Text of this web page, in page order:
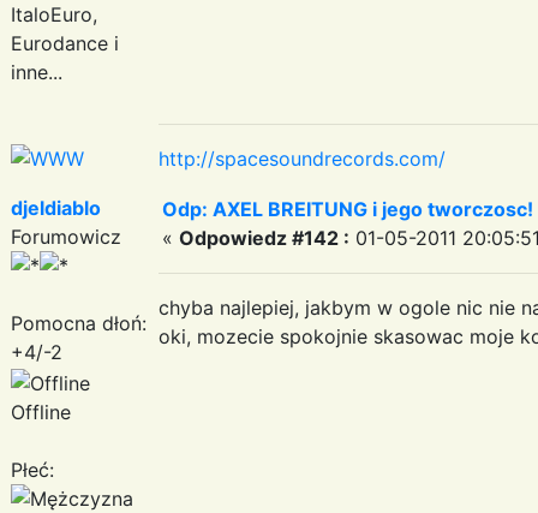
ItaloEuro,
Eurodance i
inne...
http://spacesoundrecords.com/
djeldiablo
Forumowicz
Pomocna dłoń:
+4/-2
Offline
Płeć:
Odp: AXEL BREITUNG i jego
« Odpowiedz #142 : 01-05-2011
chyba najlepiej, jakbym w ogole nic nie
oki, mozecie spokojnie skasowac moje